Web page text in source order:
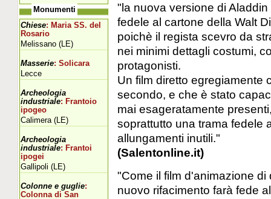
"la nuova versione di
fedele al cartone della Walt
poichè il regista scevro da
nei minimi dettagli costumi,
protagonisti.
Un film diretto egregiamente
secondo, e che è stato
mai esageratamente
soprattutto una trama fedele
allungamenti inutili."
(Salentonline.it)
"Come il film d'animazione
nuovo rifacimento farà fede
Monumenti
Chiese: Maria SS. del
Rosario
Melissano (LE)
Masserie: Solicara
Lecce
Archeologia
industriale: Frantoio
ipogeo
Calimera (LE)
Archeologia
industriale: Frantoi
ipogei
Gallipoli (LE)
Colonne e guglie:
Colonna di San